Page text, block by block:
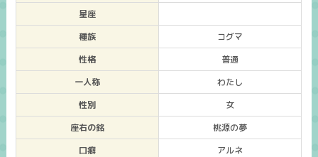
星座
種族
コグマ
性格
普通
一人称
わたし
性別
女
座右の銘
桃源の夢
口癖
アルネ